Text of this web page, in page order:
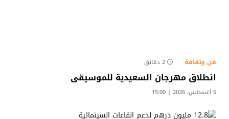
فن وثقافة 2 دقائق
انطلاق مهرجان السعيدية للموسيقى
6 أغسطس، 2026 | 15:00